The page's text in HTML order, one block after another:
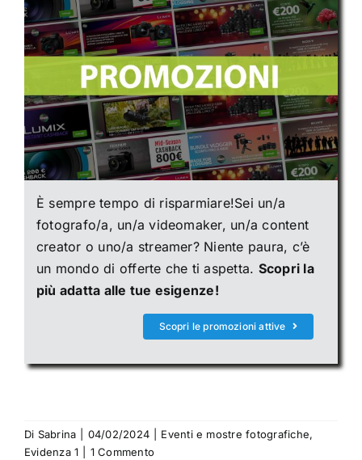
È sempre tempo di risparmiare!Sei un/a
fotografo/a, un/a videomaker, un/a content
creator o uno/a streamer? Niente paura, c’è
un mondo di offerte che ti aspetta. Scopri la
più adatta alle tue esigenze!
Scopri le promozioni attive
Di Sabrina 04/02/2024 Eventi e mostre fotografiche,
Evidenza 1
1 Commento